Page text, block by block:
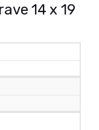
14 x 19